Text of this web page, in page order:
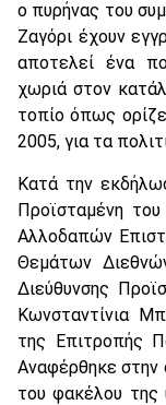
ο πυρήνας του
Ζαγόρι έχουν
αποτελεί ένα
χωριά στον
τοπίο όπως
2005, για τα
Κατά την
Προϊσταμένη
Αλλοδαπών
Θεμάτων
Διεύθυνσης
Κωνσταντίνια
της Επιτροπής
Αναφέρθηκε στην
του φακέλου της